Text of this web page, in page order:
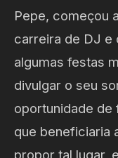
Pepe, começou
carreira de DJ e
algumas festas
divulgar o seu
oportunidade de
que beneficiaria
propor tal lugar,